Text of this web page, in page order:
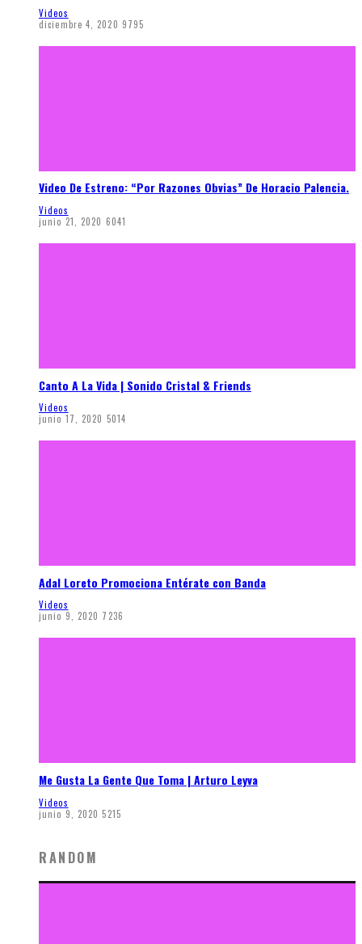
Videos
diciembre 4, 2020 9795
Video De Estreno: “Por Razones Obvias” De Horacio Palencia.
Videos
junio 21, 2020 6041
Canto A La Vida | Sonido Cristal & Friends
Videos
junio 17, 2020 5014
Adal Loreto Promociona Entérate con Banda
Videos
junio 9, 2020 7236
Me Gusta La Gente Que Toma | Arturo Leyva
Videos
junio 9, 2020 5215
RANDOM